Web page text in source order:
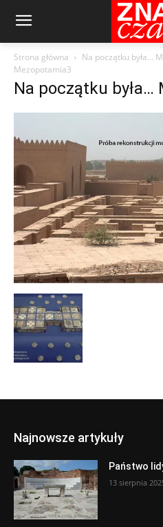
Strona główna Na początku była…
Mezopotamia3
Na początku była…
Najnowsze artykuły
Państwo
13 sierpnia